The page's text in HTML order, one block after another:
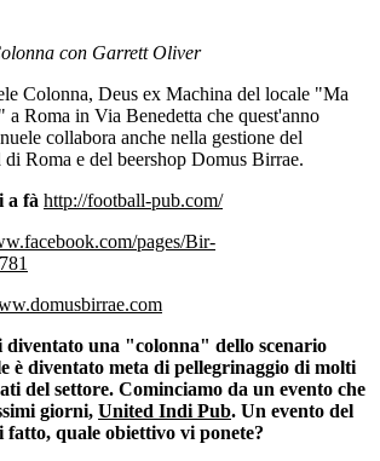
con Garrett Oliver
Colonna, Deus ex Machina del locale "Ma
a Roma in Via Benedetta che quest'anno
collabora anche nella gestione del
Roma e del beershop Domus Birrae.
a fà http://football-pub.com/
pages/Bir-
diventato una "colonna" dello scenario
è diventato meta di pellegrinaggio di molti
del settore. Cominciamo da un evento che
giorni, United Indi Pub. Un evento del
fatto, quale obiettivo vi ponete?